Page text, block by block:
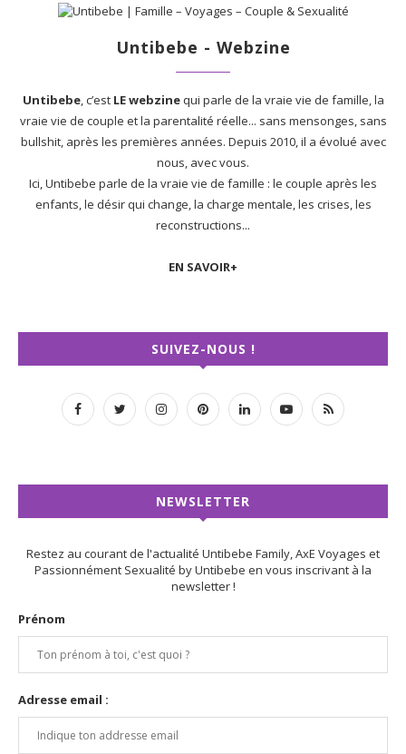
Untibebe - Webzine
Untibebe, c’est LE webzinequi parle de la vraie vie de famille, la
vraie vie de couple et la parentalité réelle... sans mensonges, sans
bullshit, après les premières années. Depuis 2010, il a évolué avec
nous, avec vous.
Ici, Untibebe parle de la vraie vie de famille : le couple après les
enfants, le désir qui change, la charge mentale, les crises, les
reconstructions...
EN SAVOIR+
SUIVEZ-NOUS !
NEWSLETTER
Restez au courant de l'actualité Untibebe Family, AxE Voyages et
Passionnément Sexualité by Untibebe en vous inscrivant à la
newsletter !
Prénom
Adresse email :